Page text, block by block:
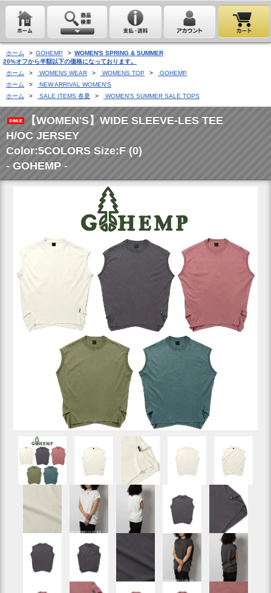
ホーム > GOHEMP > WOMEN'S SPRING & SUMMER
20%オフから半額以下の価格になっております。
ホーム
> WOMENS WEAR > WOMENS TOP >
GOHEMP
ホーム
>
NEW ARRIVAL WOMEN'S
ホーム
> SALE ITEMS 春夏 > WOMEN'S SUMMER SALE TOPS
【WOMEN'S】WIDE SLEEVE-LES TEE
H/OC JERSEY
Color:5COLORS Size:F (0)
- GOHEMP -